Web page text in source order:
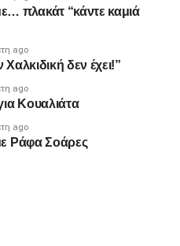
ανυπόστατες
πως δεν έχουμε σκοπό
να οδηγηθούμε σε καμία
πλακάτ “κάντε καμιά
ago
δεν έχει!”
ago
Κουαλιάτα
ago
Ράφα Σοάρες